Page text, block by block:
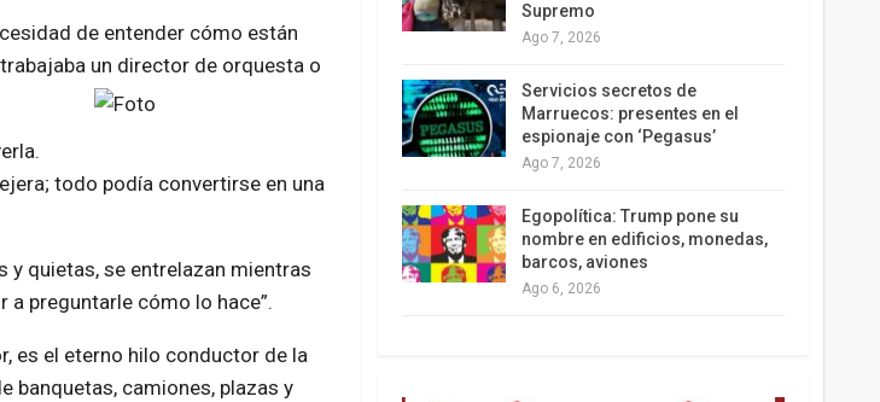
de entender cómo están
un director de orquesta o
todo podía convertirse en una
y quietas, se entrelazan mientras
a preguntarle cómo lo hace”.
es el eterno hilo conductor de la
banquetas, camiones, plazas y
Supremo
Ago 7, 2026
Servicios secretos de
Marruecos: presentes en el
espionaje con ‘Pegasus’
Ago 7, 2026
Egopolítica: Trump pone su
nombre en edificios, monedas,
barcos, aviones
Ago 6, 2026